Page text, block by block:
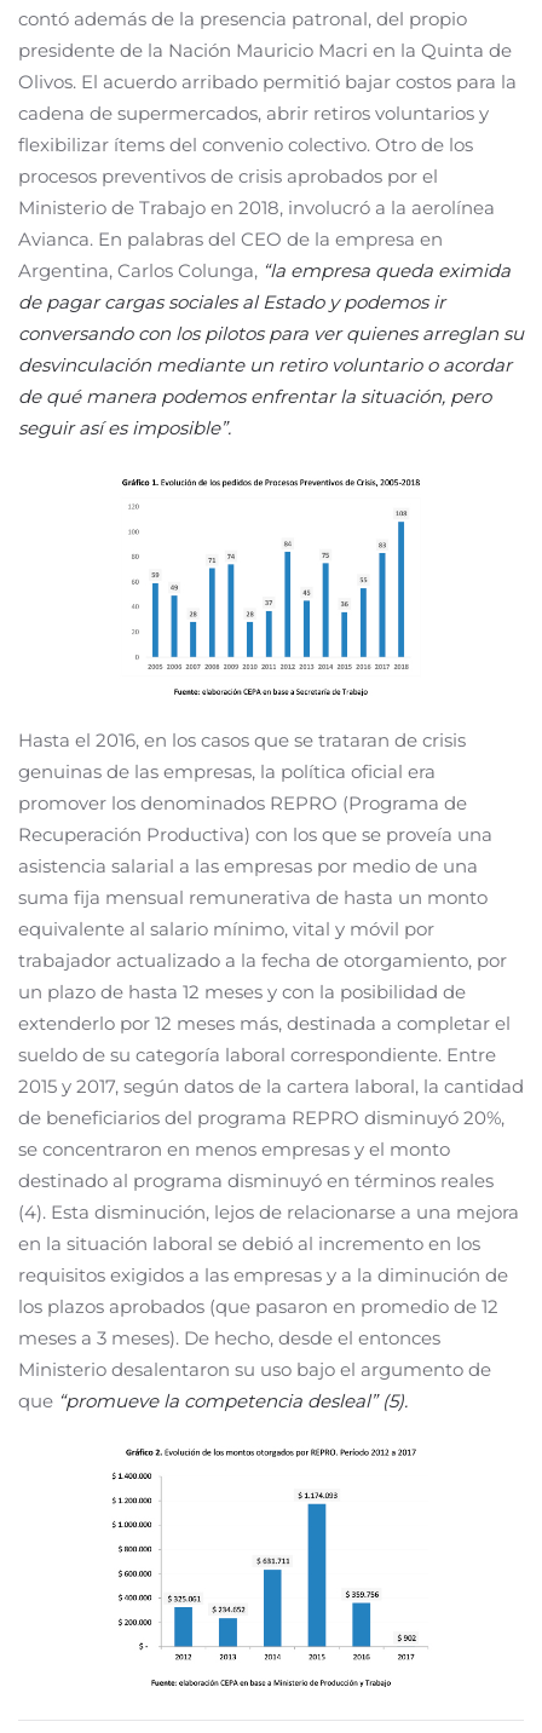
contó además de la presencia patronal, del propio
presidente de la Nación Mauricio Macri en la Quinta de
Olivos. El acuerdo arribado permitió bajar costos para la
cadena de supermercados, abrir retiros voluntarios y
flexibilizar ítems del convenio colectivo. Otro de los
procesos preventivos de crisis aprobados por el
Ministerio de Trabajo en 2018, involucró a la aerolínea
Avianca. En palabras del CEO de la empresa en
Argentina, Carlos Colunga, “la empresa queda eximida
de pagar cargas sociales al Estado y podemos ir
conversando con los pilotos para ver quienes arreglan su
desvinculación mediante un retiro voluntario o acordar
de qué manera podemos enfrentar la situación, pero
seguir así es imposible”.
Hasta el 2016, en los casos que se trataran de crisis
genuinas de las empresas, la política oficial era
promover los denominados REPRO (Programa de
Recuperación Productiva) con los que se proveía una
asistencia salarial a las empresas por medio de una
suma fija mensual remunerativa de hasta un monto
equivalente al salario mínimo, vital y móvil por
trabajador actualizado a la fecha de otorgamiento, por
un plazo de hasta 12 meses y con la posibilidad de
extenderlo por 12 meses más, destinada a completar el
sueldo de su categoría laboral correspondiente. Entre
2015 y 2017, según datos de la cartera laboral, la cantidad
de beneficiarios del programa REPRO disminuyó 20%,
se concentraron en menos empresas y el monto
destinado al programa disminuyó en términos reales
(4). Esta disminución, lejos de relacionarse a una mejora
en la situación laboral se debió al incremento en los
requisitos exigidos a las empresas y a la diminución de
los plazos aprobados (que pasaron en promedio de 12
meses a 3 meses). De hecho, desde el entonces
Ministerio desalentaron su uso bajo el argumento de
que “promueve la competencia desleal” (5).